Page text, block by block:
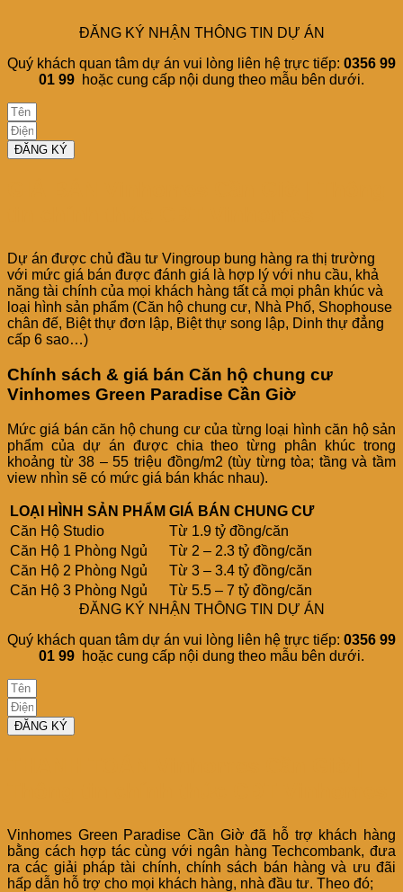
ĐĂNG KÝ NHẬN THÔNG TIN DỰ ÁN
Quý khách quan tâm dự án vui lòng liên hệ trực tiếp: 0356 99
01 99 hoặc cung cấp nội dung theo mẫu bên dưới.
ĐĂNG KÝ
Dự án được chủ đầu tư Vingroup bung hàng ra thị trường
với mức giá bán được đánh giá là hợp lý với nhu cầu, khả
năng tài chính của mọi khách hàng tất cả mọi phân khúc và
loại hình sản phẩm (Căn hộ chung cư, Nhà Phố, Shophouse
chân đế, Biệt thự đơn lập, Biệt thự song lập, Dinh thự đẳng
cấp 6 sao…)
Chính sách & giá bán Căn hộ chung cư
Vinhomes Green Paradise Cần Giờ
Mức giá bán căn hộ chung cư của từng loại hình căn hộ sản
phẩm của dự án được chia theo từng phân khúc trong
khoảng từ 38 – 55 triệu đồng/m2 (tùy từng tòa; tầng và tầm
view nhìn sẽ có mức giá bán khác nhau).
LOẠI HÌNH SẢN PHẨM GIÁ BÁN CHUNG CƯ
Căn Hộ Studio
Từ 1.9 tỷ đồng/căn
Căn Hộ 1 Phòng Ngủ
Từ 2 – 2.3 tỷ đồng/căn
Căn Hộ 2 Phòng Ngủ
Từ 3 – 3.4 tỷ đồng/căn
Căn Hộ 3 Phòng Ngủ
Từ 5.5 – 7 tỷ đồng/căn
ĐĂNG KÝ NHẬN THÔNG TIN DỰ ÁN
Quý khách quan tâm dự án vui lòng liên hệ trực tiếp: 0356 99
01 99 hoặc cung cấp nội dung theo mẫu bên dưới.
ĐĂNG KÝ
Vinhomes Green Paradise Cần Giờ đã hỗ trợ khách hàng
bằng cách hợp tác cùng với ngân hàng Techcombank, đưa
ra các giải pháp tài chính, chính sách bán hàng và ưu đãi
hấp dẫn hỗ trợ cho mọi khách hàng, nhà đầu tư. Theo đó;